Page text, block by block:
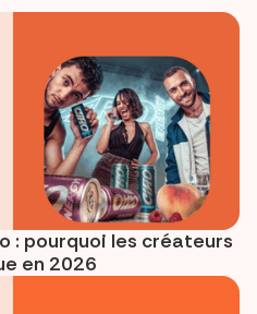
: pourquoi les créateurs
en 2026